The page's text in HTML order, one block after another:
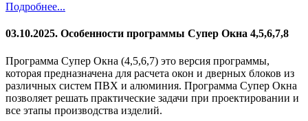
Подробнее...
03.10.2025. Особенности программы Супер Окна 4,5,6,7,8
Программа Супер Окна (4,5,6,7) это версия программы,
которая предназначена для расчета окон и дверных блоков из
различных систем ПВХ и алюминия. Программа Супер Окна
позволяет решать практические задачи при проектировании и
все этапы производства изделий.